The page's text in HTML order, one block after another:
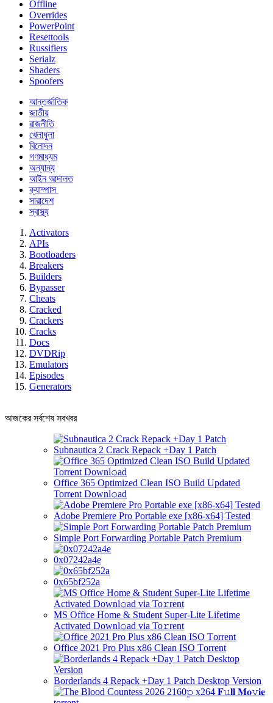
Offline
Overrides
PowerPoint
Resettools
Russifiers
Serialz
Shaders
Spoofers
আন্তর্জাতিক
জাতীয়
রাজনীতি
খেলাধুলা
বিনোদন
গণমাধ্যম
অন্যান্য
আইন আদালত
ক্যাম্পাস
সারাদেশ
স্বাস্থ্য
Activators
APIs
Bootloaders
Breakers
Builders
Bypasser
Cheats
Cracked
Crackers
Cracks
Docs
DVDRip
Emulators
Episodes
Generators
আজকের সর্বশেষ সবখবর
Subnautica 2 Crack Repack +Day 1 Patch
Office 365 Optimized Clean ISO Build Updated
Torr𝐞nt Downl𝚘аd
Adobe Premiere Pro Portable exe [x86-x64] Tested
Simple Port Forwarding Portable Patch Premium
0x07242a4e
0x65bf252a
MS Office Home & Student Super-Lite Lifetime
Activated Downl𝚘ad via To𝚛rent
Office 2021 Pro Plus x86 Clean ISO Tоrrеnt
Borderlands 4 Repack +Day 1 Patch Desktop Version